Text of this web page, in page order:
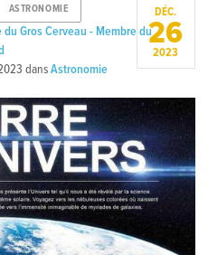
ASTRONOMIE
Gros Cerveau - Membre du
dansAstronomie
DÉC.
26
2023